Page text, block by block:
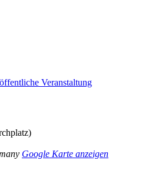
öffentliche Veranstaltung
Google Karte anzeigen